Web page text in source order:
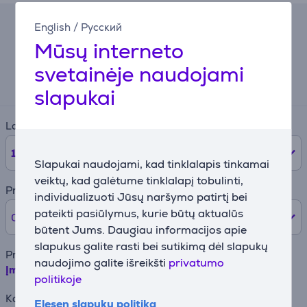
English / Русский
Mūsų interneto
svetainėje naudojami
slapukai
Slapukai naudojami, kad tinklalapis tinkamai
veiktų, kad galėtume tinklalapį tobulinti,
individualizuoti Jūsų naršymo patirtį bei
pateikti pasiūlymus, kurie būtų aktualūs
būtent Jums. Daugiau informacijos apie
slapukus galite rasti bei sutikimą dėl slapukų
naudojimo galite išreikšti privatumo
politikoje
Elesen slapukų politika
Lizingo skaičiuoklė
Preliminari mėnesinė įmoka
76 €
Laikotarpis
12
Pradinė įmoka
0% /0 €
Prekės pavadinimas
Įmontuojamas šaldytuvas AEG SCE819E5TS
Kaina